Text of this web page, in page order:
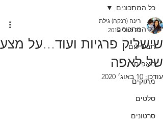
כל המתכונים
תבשילים
מאפים
מתוקים
סלטים
סרטונים
כל המתכונים
שישליק פרגיות ועוד...על מצע
של לאפה
רינה (רנקה) גילת
27 ביולי 2019
עודכן: 10 באוג׳ 2020